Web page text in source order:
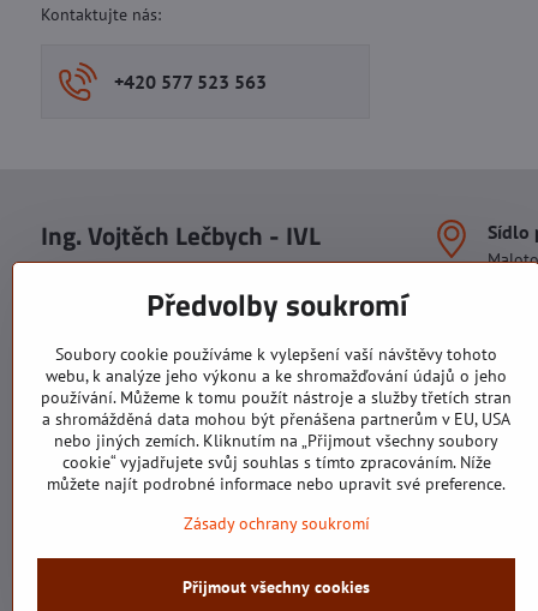
Kontaktujte nás:
+420 577 523 563
Ing. Vojtěch Lečbych - IVL
DIČ: CZ5602130809
IČO: 29007356
DIČ: CZ29007356
Sídlo
Sídlo
U
760
Předvolby soukromí
Soubory cookie používáme k vylepšení vaší návštěvy tohoto
webu, k analýze jeho výkonu a ke shromažďování údajů o jeho
používání. Můžeme k tomu použít nástroje a služby třetích stran
a shromážděná data mohou být přenášena partnerům v EU, USA
nebo jiných zemích. Kliknutím na „Přijmout všechny soubory
cookie“ vyjadřujete svůj souhlas s tímto zpracováním. Níže
můžete najít podrobné informace nebo upravit své preference.
Zásady ochrany soukromí
Přijmout všechny cookies